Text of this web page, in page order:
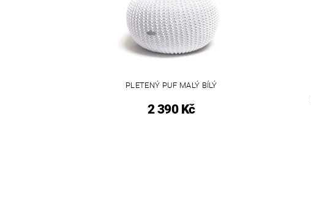
PLETENÝ PUF MALÝ BÍLÝ
2 390 Kč